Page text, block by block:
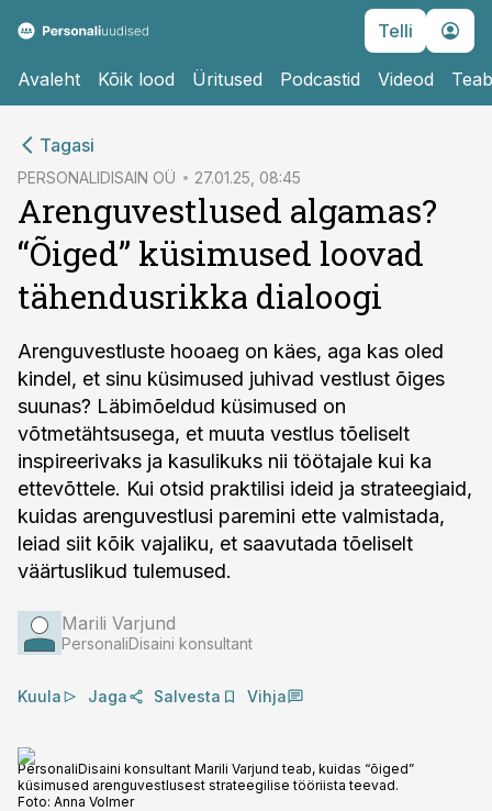
Telli
Avaleht Kõik lood Üritused Podcastid Videod
Tagasi
PERSONALIDISAIN OÜ 27.01.25, 08:45
Arenguvestlused algamas?
“Õiged” küsimused loovad
tähendusrikka dialoogi
Arenguvestluste hooaeg on käes, aga kas oled
kindel, et sinu küsimused juhivad vestlust õiges
suunas? Läbimõeldud küsimused on
võtmetähtsusega, et muuta vestlus tõeliselt
inspireerivaks ja kasulikuks nii töötajale kui ka
ettevõttele. Kui otsid praktilisi ideid ja strateegiaid,
kuidas arenguvestlusi paremini ette valmistada,
leiad siit kõik vajaliku, et saavutada tõeliselt
väärtuslikud tulemused.
Marili Varjund
PersonaliDisaini konsultant
Kuula Jaga Salvesta Vihja
PersonaliDisaini konsultant Marili Varjund teab, kuidas “õiged”
küsimused arenguvestlusest strateegilise tööriista teevad.
Foto: Anna Volmer